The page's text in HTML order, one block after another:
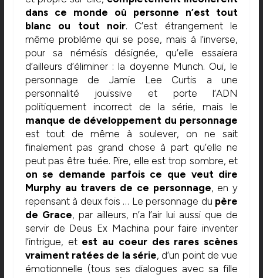
dans ce monde où personne n’est tout
blanc ou tout noir. C’est étrangement le
même problème qui se pose, mais à l’inverse,
pour sa némésis désignée, qu’elle essaiera
d’ailleurs d’éliminer : la doyenne Munch. Oui, le
personnage de Jamie Lee Curtis a une
personnalité jouissive et porte l’ADN
politiquement incorrect de la série, mais le
manque de développement du personnage
est tout de même à soulever, on ne sait
finalement pas grand chose à part qu’elle ne
peut pas être tuée. Pire, elle est trop sombre, et
on se demande parfois ce que veut dire
Murphy au travers de ce personnage, en y
repensant à deux fois … Le personnage du père
de Grace, par ailleurs, n’a l’air lui aussi que de
servir de Deus Ex Machina pour faire inventer
l’intrigue, et est au coeur des rares scènes
vraiment ratées de la série, d’un point de vue
émotionnelle (tous ses dialogues avec sa fille